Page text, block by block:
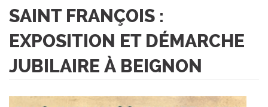
SAINT FRANÇOIS :
EXPOSITION ET DÉMARCHE
JUBILAIRE À BEIGNON